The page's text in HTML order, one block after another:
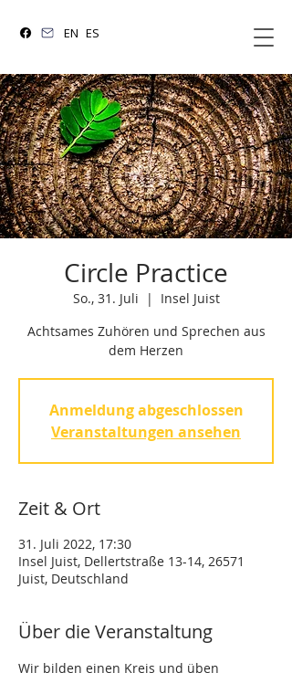
ES
EN
Circle Practice
So., 31. Juli
  |
Insel Juist
Achtsames Zuhören und Sprechen aus
dem Herzen
Anmeldung abgeschlossen
Veranstaltungen ansehen
Zeit & Ort
31. Juli 2022, 17:30
Insel Juist, Dellertstraße 13-14, 26571
Juist, Deutschland
Über die Veranstaltung
Wir bilden einen Kreis und üben